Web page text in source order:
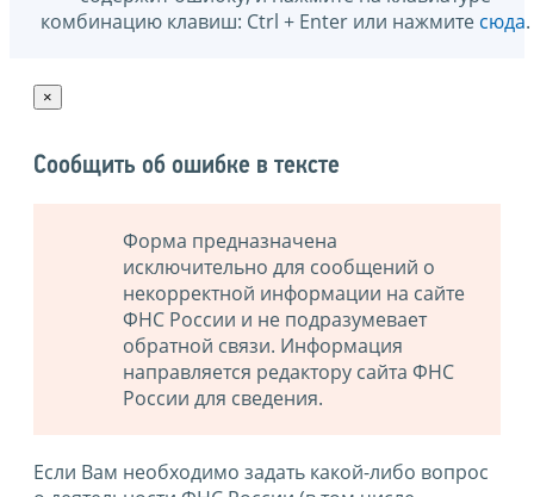
комбинацию клавиш: Ctrl + Enter или нажмите сюда.
×
Сообщить об ошибке в тексте
Форма предназначена
исключительно для сообщений о
некорректной информации на сайте
ФНС России и не подразумевает
обратной связи. Информация
направляется редактору сайта ФНС
России для сведения.
Если Вам необходимо задать какой-либо вопрос